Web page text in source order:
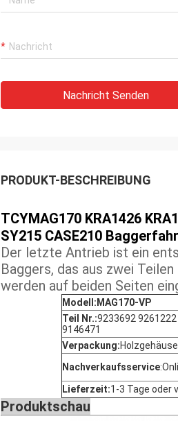
Nachricht Senden
PRODUKT-BESCHREIBUNG
TCYMAG170 KRA1426
SY215 CASE210
Der letzte Antrieb ist ein
Baggers, das aus zwei
werden auf beiden Seiten
Modell:MAG170-VP
Teil Nr.:9233692
9146471
Verpackung:Holzgehäuse
Nachverkaufsservice:
Lieferzeit:1-3 Tage oder
Produktschau